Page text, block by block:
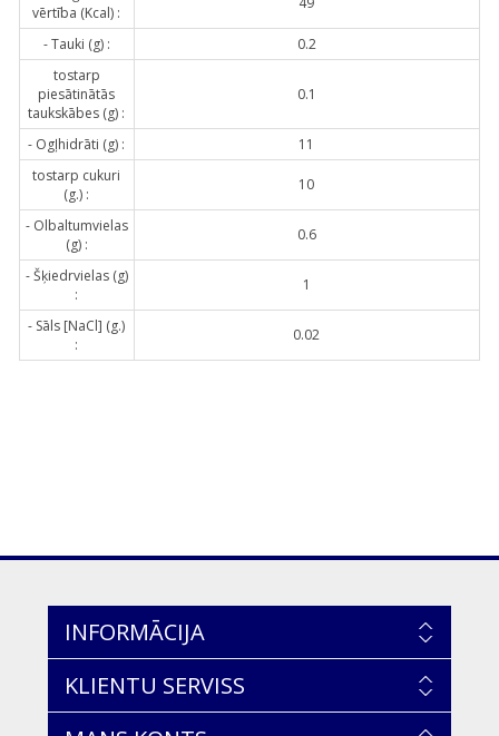
vērtība (Kcal) :
- Tauki (g) :
0.2
tostarp
piesātinātās
taukskābes (g) :
0.1
- Ogļhidrāti (g) :
11
tostarp cukuri
(g.) :
10
- Olbaltumvielas
(g) :
0.6
- Šķiedrvielas (g)
:
1
- Sāls [NaCl] (g.)
:
0.02
INFORMĀCIJA
KLIENTU SERVISS